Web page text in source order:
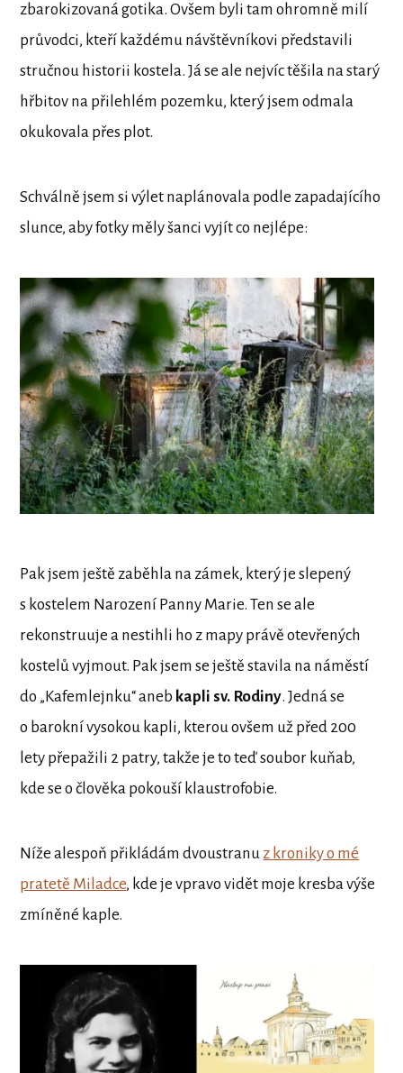
zbarokizovaná gotika. Ovšem byli tam ohromně milí
průvodci, kteří každému návštěvníkovi představili
stručnou historii kostela. Já se ale nejvíc těšila na starý
hřbitov na přilehlém pozemku, který jsem odmala
okukovala přes plot.
Schválně jsem si výlet naplánovala podle zapadajícího
slunce, aby fotky měly šanci vyjít co nejlépe:
Pak jsem ještě zaběhla na zámek, který je slepený
s kostelem Narození Panny Marie. Ten se ale
rekonstruuje a nestihli ho z mapy právě otevřených
kostelů vyjmout. Pak jsem se ještě stavila na náměstí
do „Kafemlejnku“ aneb kapli sv. Rodiny. Jedná se
o barokní vysokou kapli, kterou ovšem už před 200
lety přepažili 2 patry, takže je to teď soubor kuňab,
kde se o člověka pokouší klaustrofobie.
Níže alespoň přikládám dvoustranu z kroniky o mé
pratetě Miladce, kde je vpravo vidět moje kresba výše
zmíněné kaple.